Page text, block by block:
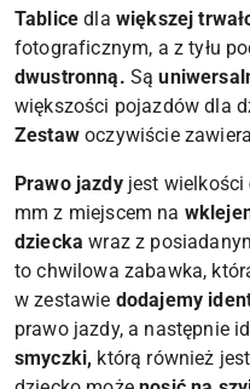
Tablice dla większej
fotograficznym, a z tyłu
dwustronną. Są
większości pojazdów dla
Zestawoczywiście
Prawo jazdyjest wielkości
mm z miejscem na
dziecka wraz z
to chwilowa zabawka,
w zestawie dodajemy
prawo jazdy, a następnie
smyczki, którą również